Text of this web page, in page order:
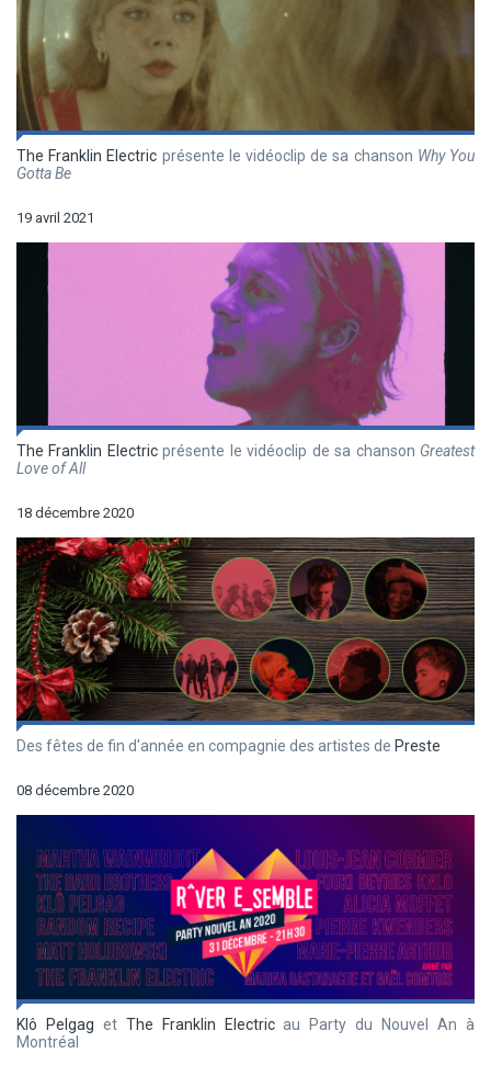
The Franklin Electric présente le vidéoclip de sa chanson Why You
Gotta Be
19 avril 2021
The Franklin Electricprésente le vidéoclip de sa chanson Greatest
Love of All
18 décembre 2020
Des fêtes de fin d'année en compagnie des artistes de Preste
08 décembre 2020
Klô Pelgag et The Franklin Electricau Party du Nouvel An à
Montréal